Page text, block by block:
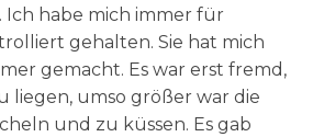
Ich habe mich immer für
gehalten. Sie hat mich
gemacht. Es war erst fremd,
liegen, umso größer war die
und zu küssen. Es gab